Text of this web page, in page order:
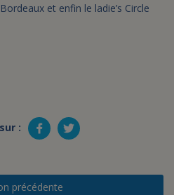
et enfin le ladie’s Circle
:
précédente